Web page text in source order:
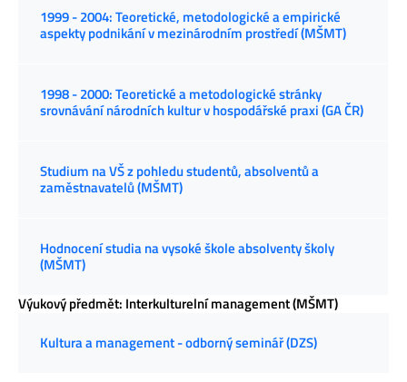
1999 - 2004: Teoretické, metodologické a empirické
aspekty podnikání v mezinárodním prostředí (MŠMT)
1998 - 2000: Teoretické a metodologické stránky
srovnávání národních kultur v hospodářské praxi (GA ČR)
Studium na VŠ z pohledu studentů, absolventů a
zaměstnavatelů (MŠMT)
Hodnocení studia na vysoké škole absolventy školy
(MŠMT)
Výukový předmět: Interkulturelní management (MŠMT)
Kultura a management - odborný seminář (DZS)